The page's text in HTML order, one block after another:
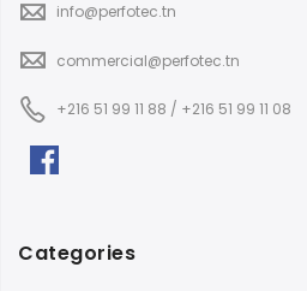
info@perfotec.tn
commercial@perfotec.tn
+216 51 99 11 88 / +216 51 99 11 08
Categories